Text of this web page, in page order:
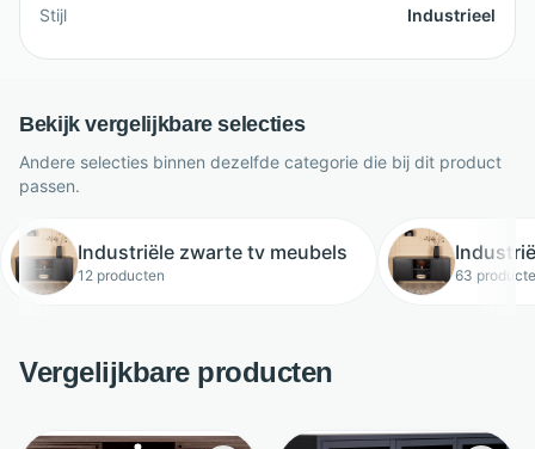
Stijl Industrieel
Bekijk vergelijkbare selecties
Andere selecties binnen dezelfde categorie die bij dit product
passen.
Industriële zwarte tv meubels
12 producten 63
Vergelijkbare producten